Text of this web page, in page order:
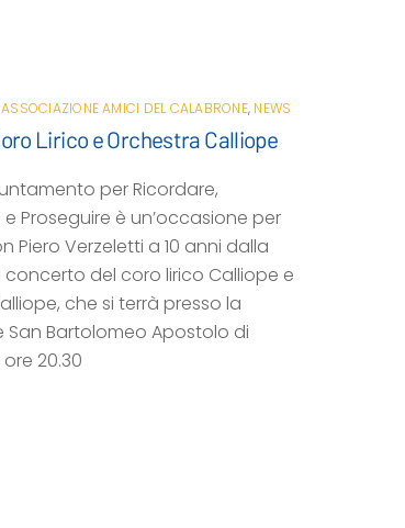
ASSOCIAZIONE AMICI DEL CALABRONE, NEWS
Lirico e Orchestra Calliope
per Ricordare,
Proseguire è un’occasione per
Piero Verzeletti a 10 anni dalla
concerto del coro lirico Calliope e
che si terrà presso la
San Bartolomeo Apostolo di
20.30